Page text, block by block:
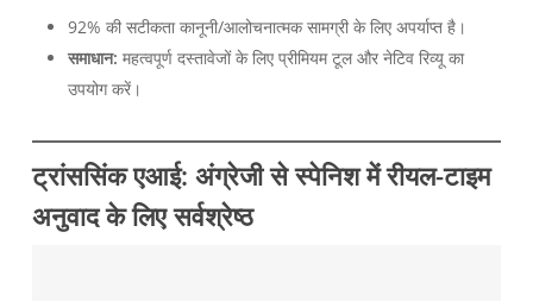
92% की सटीकता कानूनी/आलोचनात्मक सामग्री के लिए अपर्याप्त है।
समाधान: महत्वपूर्ण दस्तावेजों के लिए प्रीमियम टूल और नेटिव रिव्यू का
उपयोग करें।
ट्रांससिंक एआई: अंग्रेजी से स्पेनिश में रीयल-टाइम
अनुवाद के लिए सर्वश्रेष्ठ